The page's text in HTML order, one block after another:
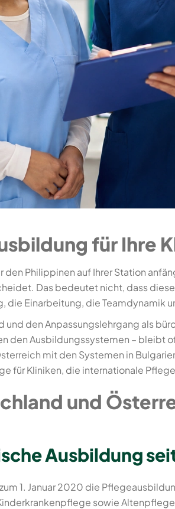
für Ihre
Philippinen auf Ihrer Station
Das bedeutet nicht, dass
die Einarbeitung, die Teamdynamik
den Anpassungslehrgang als
den Ausbildungssystemen – bleibt
mit den Systemen in
für Kliniken, die internationale
und
Ausbildung
1. Januar 2020 die
sowie